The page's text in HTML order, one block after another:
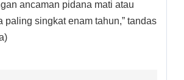
ancaman pidana mati atau
paling singkat enam tahun,” tandas